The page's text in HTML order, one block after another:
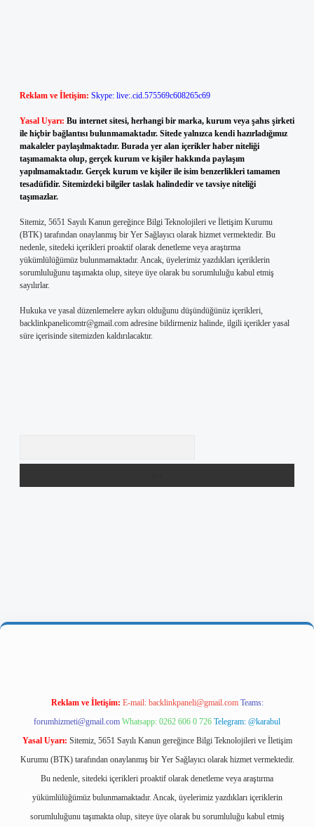
Reklam ve İletişim: Skype: live:.cid.575569c608265c69
Yasal Uyarı: Bu internet sitesi, herhangi bir marka, kurum veya şahıs şirketi
ile hiçbir bağlantısı bulunmamaktadır. Sitede yalnızca kendi hazırladığımız
makaleler paylaşılmaktadır. Burada yer alan içerikler haber niteliği
taşımamakta olup, gerçek kurum ve kişiler hakkında paylaşım
yapılmamaktadır. Gerçek kurum ve kişiler ile isim benzerlikleri tamamen
tesadüfidir. Sitemizdeki bilgiler taslak halindedir ve tavsiye niteliği
taşımazlar.
Sitemiz, 5651 Sayılı Kanun gereğince Bilgi Teknolojileri ve İletişim Kurumu
(BTK) tarafından onaylanmış bir Yer Sağlayıcı olarak hizmet vermektedir. Bu
nedenle, sitedeki içerikleri proaktif olarak denetleme veya araştırma
yükümlülüğümüz bulunmamaktadır. Ancak, üyelerimiz yazdıkları içeriklerin
sorumluluğunu taşımakta olup, siteye üye olarak bu sorumluluğu kabul etmiş
sayılırlar.
Hukuka ve yasal düzenlemelere aykırı olduğunu düşündüğünüz içerikleri,
backlinkpanelicomtr@gmail.com adresine bildirmeniz halinde, ilgili içerikler yasal
süre içerisinde sitemizden kaldırılacaktır.
ilbetgir.net/betexper yeni giriş
Reklam ve İletişim: E-mail: backlinkpaneli@gmail.com Teams:
forumhizmeti@gmail.com Whatsapp: 0262 606 0 726 Telegram: @karabul
Yasal Uyarı: Sitemiz, 5651 Sayılı Kanun gereğince Bilgi Teknolojileri ve İletişim
Kurumu (BTK) tarafından onaylanmış bir Yer Sağlayıcı olarak hizmet vermektedir.
Bu nedenle, sitedeki içerikleri proaktif olarak denetleme veya araştırma
yükümlülüğümüz bulunmamaktadır. Ancak, üyelerimiz yazdıkları içeriklerin
sorumluluğunu taşımakta olup, siteye üye olarak bu sorumluluğu kabul etmiş